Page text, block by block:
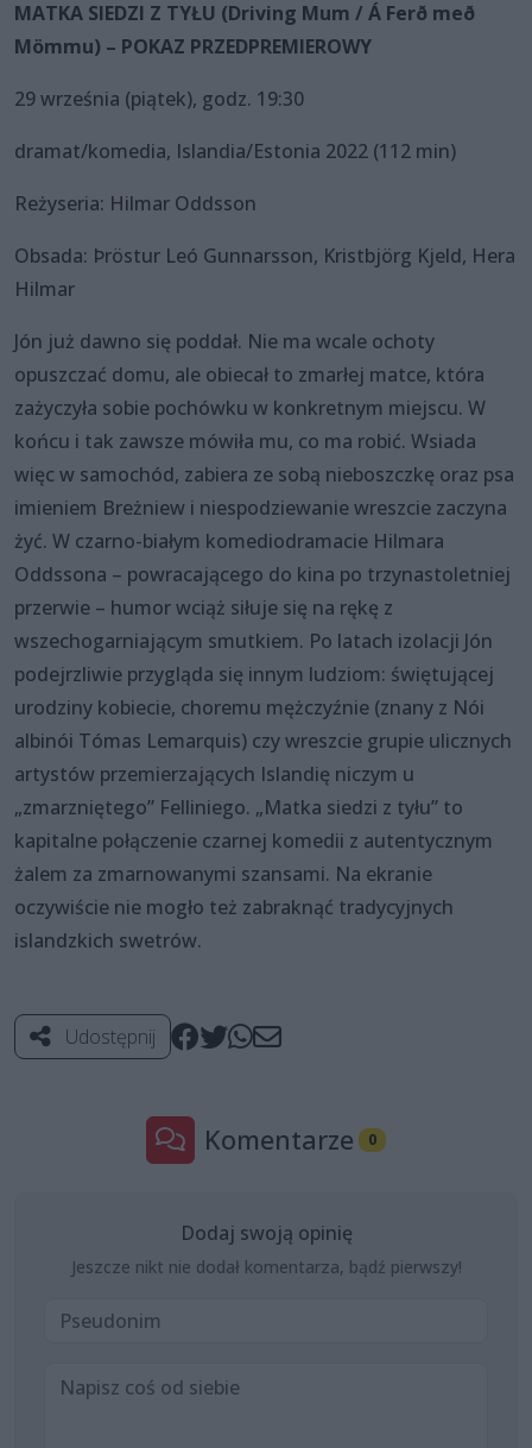
MATKA SIEDZI Z TYŁU (Driving Mum / Á Ferð með
Mömmu) – POKAZ PRZEDPREMIEROWY
29 września (piątek), godz. 19:30
dramat/komedia, Islandia/Estonia 2022 (112 min)
Reżyseria: Hilmar Oddsson
Obsada: Þröstur Leó Gunnarsson, Kristbjörg Kjeld, Hera
Hilmar
Jón już dawno się poddał. Nie ma wcale ochoty
opuszczać domu, ale obiecał to zmarłej matce, która
zażyczyła sobie pochówku w konkretnym miejscu. W
końcu i tak zawsze mówiła mu, co ma robić. Wsiada
więc w samochód, zabiera ze sobą nieboszczkę oraz psa
imieniem Breżniew i niespodziewanie wreszcie zaczyna
żyć. W czarno-białym komediodramacie Hilmara
Oddssona – powracającego do kina po trzynastoletniej
przerwie – humor wciąż siłuje się na rękę z
wszechogarniającym smutkiem. Po latach izolacji Jón
podejrzliwie przygląda się innym ludziom: świętującej
urodziny kobiecie, choremu mężczyźnie (znany z Nói
albinói Tómas Lemarquis) czy wreszcie grupie ulicznych
artystów przemierzających Islandię niczym u
„zmarzniętego” Felliniego. „Matka siedzi z tyłu” to
kapitalne połączenie czarnej komedii z autentycznym
żalem za zmarnowanymi szansami. Na ekranie
oczywiście nie mogło też zabraknąć tradycyjnych
islandzkich swetrów.
Udostępnij
Komentarze 0
Dodaj swoją opinię
Jeszcze nikt nie dodał komentarza, bądź pierwszy!